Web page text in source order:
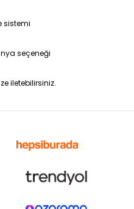
sistemi
seçeneği
iletebilirsiniz.